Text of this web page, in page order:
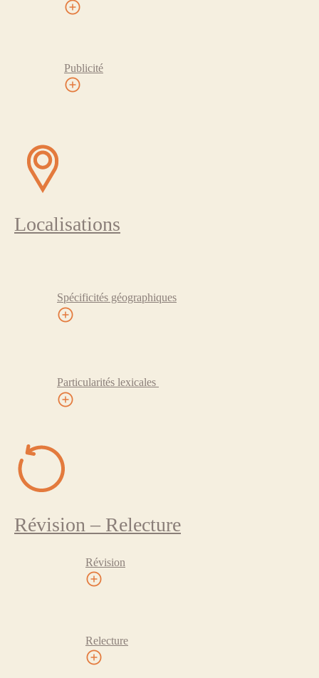
Publicité
Localisations
Spécificités géographiques
Particularités lexicales
Révision – Relecture
Révision
Relecture